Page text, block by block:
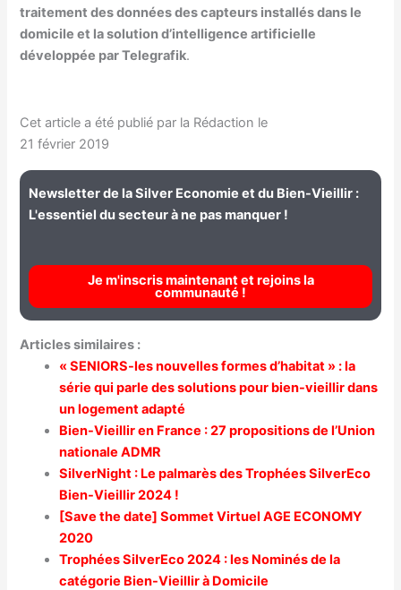
traitement des données des capteurs installés dans le
domicile et la solution d’intelligence artificielle
développée par Telegrafik.
Cet article a été publié par la Rédaction le
21 février 2019
Newsletter de la Silver Economie et du Bien-Vieillir :
L'essentiel du secteur à ne pas manquer !
Je m'inscris maintenant et rejoins la
communauté !
Articles similaires :
« SENIORS-les nouvelles formes d’habitat » : la
série qui parle des solutions pour bien-vieillir dans
un logement adapté
Bien-Vieillir en France : 27 propositions de l’Union
nationale ADMR
SilverNight : Le palmarès des Trophées SilverEco
Bien-Vieillir 2024 !
[Save the date] Sommet Virtuel AGE ECONOMY
2020
Trophées SilverEco 2024 : les Nominés de la
catégorie Bien-Vieillir à Domicile